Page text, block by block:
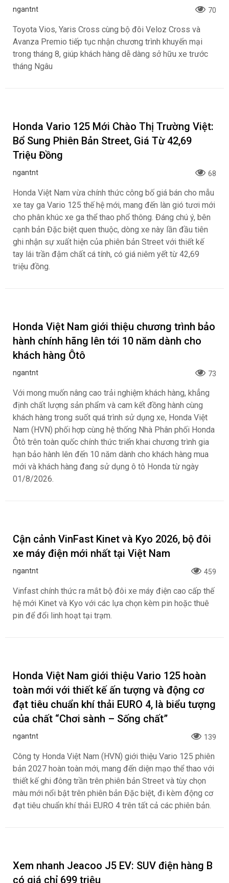
ngantnt 70
Toyota Vios, Yaris Cross cùng bộ đôi Veloz Cross và
Avanza Premio tiếp tục nhận chương trình khuyến mại
trong tháng 8, giúp khách hàng dễ dàng sở hữu xe trước
tháng Ngâu
Honda Vario 125 Mới Chào Thị Trường Việt:
Bổ Sung Phiên Bản Street, Giá Từ 42,69
Triệu Đồng
ngantnt 68
Honda Việt Nam vừa chính thức công bố giá bán cho mẫu
xe tay ga Vario 125 thế hệ mới, mang đến làn gió tươi mới
cho phân khúc xe ga thể thao phổ thông. Đáng chú ý, bên
cạnh bản Đặc biệt quen thuộc, dòng xe này lần đầu tiên
ghi nhận sự xuất hiện của phiên bản Street với thiết kế
tay lái trần đậm chất cá tính, có giá niêm yết từ 42,69
triệu đồng.
Honda Việt Nam giới thiệu chương trình bảo
hành chính hãng lên tới 10 năm dành cho
khách hàng Ôtô
ngantnt 73
Với mong muốn nâng cao trải nghiệm khách hàng, khẳng
định chất lượng sản phẩm và cam kết đồng hành cùng
khách hàng trong suốt quá trình sử dụng xe, Honda Việt
Nam (HVN) phối hợp cùng hệ thống Nhà Phân phối Honda
Ôtô trên toàn quốc chính thức triển khai chương trình gia
hạn bảo hành lên đến 10 năm dành cho khách hàng mua
mới và khách hàng đang sử dụng ô tô Honda từ ngày
01/8/2026.
Cận cảnh VinFast Kinet và Kyo 2026, bộ đôi
xe máy điện mới nhất tại Việt Nam
ngantnt 459
Vinfast chính thức ra mắt bộ đôi xe máy điện cao cấp thế
hệ mới Kinet và Kyo với các lựa chọn kèm pin hoặc thuê
pin để đổi linh hoạt tại trạm.
Honda Việt Nam giới thiệu Vario 125 hoàn
toàn mới với thiết kế ấn tượng và động cơ
đạt tiêu chuẩn khí thải EURO 4, là biểu tượng
của chất “Chơi sành – Sống chất”
ngantnt 139
Công ty Honda Việt Nam (HVN) giới thiệu Vario 125 phiên
bản 2027 hoàn toàn mới, mang đến diện mạo thể thao với
thiết kế ghi đông trần trên phiên bản Street và tùy chọn
màu mới nổi bật trên phiên bản Đặc biệt, đi kèm động cơ
đạt tiêu chuẩn khí thải EURO 4 trên tất cả các phiên bản.
Xem nhanh Jeacoo J5 EV: SUV điện hàng B
có giá chỉ 699 triệu